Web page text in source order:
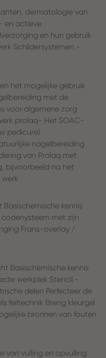
dermatologie van
en actieve
en hun gebruik
Schildersystemen -
het mogelijke gebruik
met de
voor algemene zorg
prolaq- Het SOAC-
pedicure)
nagelbereiding
van Prolaq met
bijvoorbeeld na het
kennis
met zijn
Frans-overlay /
Basischemische kennis
werkplek Stencil -
delen Perfecteer de
feiltechnik Breng kleurgel
bronnen van fouten
van vulling en opvulling